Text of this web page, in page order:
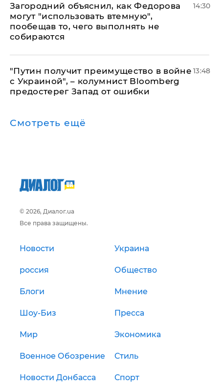
Загородний объяснил, как Федорова
могут "использовать втемную",
пообещав то, чего выполнять не
собираются
14:30
"Путин получит преимущество в войне
с Украиной", – колумнист Bloomberg
предостерег Запад от ошибки
13:48
Смотреть ещё
© 2026, Диалог.ua
Все права защищены.
Новости Украина
россия Общество
Блоги Мнение
Шоу-Биз Пресса
Мир Экономика
Военное Обозрение Стиль
Новости Донбасса Спорт